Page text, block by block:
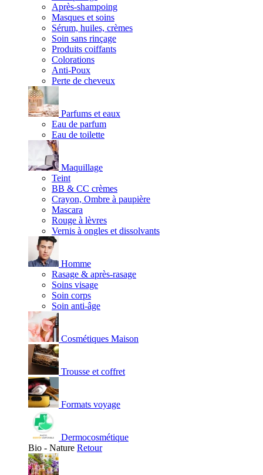
Après-shampoing
Masques et soins
Sérum, huiles, crèmes
Soin sans rinçage
Produits coiffants
Colorations
Anti-Poux
Perte de cheveux
Parfums et eaux
Eau de parfum
Eau de toilette
Maquillage
Teint
BB & CC crèmes
Crayon, Ombre à paupière
Mascara
Rouge à lèvres
Vernis à ongles et dissolvants
Homme
Rasage & après-rasage
Soins visage
Soin corps
Soin anti-âge
Cosmétiques Maison
Trousse et coffret
Formats voyage
Dermocosmétique
Bio - Nature Retour